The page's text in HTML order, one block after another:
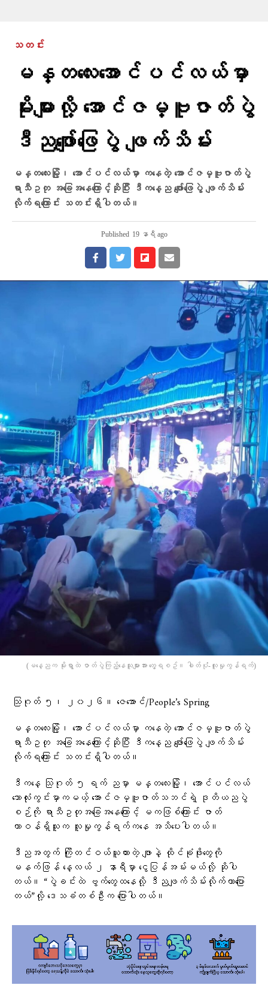
သတင်း
မန္တလေးအောင်ပင်လယ်မှာ
မိုးများလို့ အောင်ဇမ္ဗူဇာတ်ပွဲ
ဒီညဖျော်ဖြေပွဲ ဖျက်သိမ်း
မန္တလေးမြို့၊ အောင်ပင်လယ်မှာ ကနေတဲ့ အောင်ဇမ္ဗူဇာတ်ပွဲ
ရာသီဥတု အခြေအနေကြောင့်ဆိုပြီး ဒီကနေ့ည ဖျော်ဖြေပွဲ ဖျက်သိမ်း
လိုက်ရကြောင်း သတင်းရှိပါတယ်။
Published 19 နာရီ ago
(မနေ့ညက မိုးရွာထဲ ဇာတ်ပွဲကြည့်နေသူများအား တွေ့ရစဥ်။ ဓါတ်ပုံံ-လူမှုကွန်ရက်)
သြဂုတ် ၅၊ ၂၀၂၆။ ဇေအောင်/People’s Spring
မန္တလေးမြို့၊ အောင်ပင်လယ်မှာ ကနေတဲ့ အောင်ဇမ္ဗူဇာတ်ပွဲ
ရာသီဥတု အခြေအနေကြောင့်ဆိုပြီး ဒီကနေ့ည ဖျော်ဖြေပွဲ ဖျက်သိမ်း
လိုက်ရကြောင်း သတင်းရှိပါတယ်။
ဒီကနေ့ သြဂုတ် ၅ ရက် ညမှာ မန္တလေးမြို့၊ အောင်ပင်လယ်
ဘောလုံးကွင်းမှာကမယ့် အောင်ဇမ္ဗူဇာတ်သဘင်ရဲ့ ဒုတိယညပွဲ
စဉ်ကို ရာသီဥတုအခြေအနေကြောင့် မကဖြစ်ကြောင်း ဇာတ်
တာဝန်ရှိသူက လူမှုကွန်ရက်ကနေ အသိပေးပါတယ်။
ဒီညအတွက် ကြိုတင်ဝယ်ယူထားတဲ့ ဖျာနဲ့ ထိုင်ခုံဖိုးတွေကို
မနက်ဖြန် နေ့လယ် ၂ နာရီမှာ ငွေပြန်အမ်းမယ်လို့ ဆိုပါ
တယ်။ “ပွဲခင်းထဲ ဗွက်တွေထနေလို့ ဒီညဖျက်သိမ်းလိုက်တာပြော
တယ်”လို့ ဒေသခံတစ်ဦးက ပြောပါတယ်။